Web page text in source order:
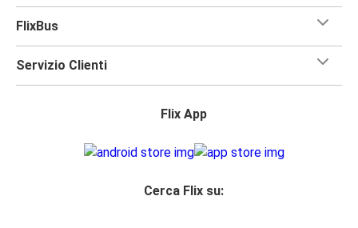
FlixBus
Servizio Clienti
Flix App
Cerca Flix su: